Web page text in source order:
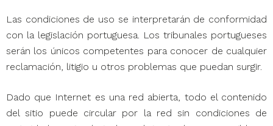
Las condiciones de uso se interpretarán de conformidad
con la legislación portuguesa. Los tribunales portugueses
serán los únicos competentes para conocer de cualquier
reclamación, litigio u otros problemas que puedan surgir.
Dado que Internet es una red abierta, todo el contenido
del sitio puede circular por la red sin condiciones de